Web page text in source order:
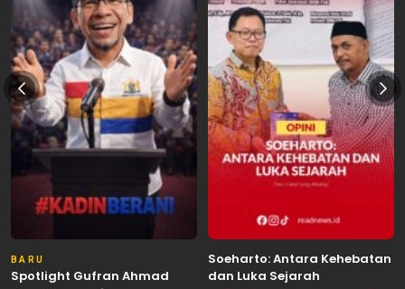
BARU
Spotlight Gufran Ahmad
Soeharto: Antara Kehebatan
dan Luka Sejarah